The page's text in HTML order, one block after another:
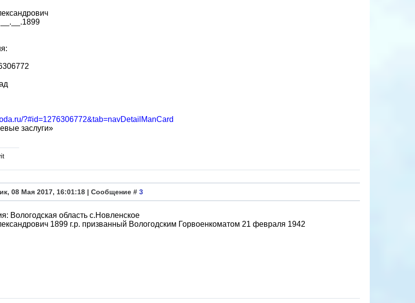
?#id=1276306772&tab=navDetailManCard
заслуги»
08 Мая 2017, 16:01:18 | Сообщение # 3
Вологодская область с.Новленское
1899 г.р. призванный Вологодским Горвоенкоматом 21 февраля 1942